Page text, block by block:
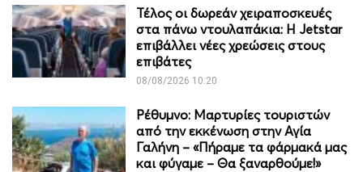
Τέλος οι δωρεάν χειραποσκευές
στα πάνω ντουλαπάκια: Η Jetstar
επιβάλλει νέες χρεώσεις στους
επιβάτες
08/08/2026 10:20
Ρέθυμνο: Μαρτυρίες τουριστών
από την εκκένωση στην Αγία
Γαλήνη – «Πήραμε τα φάρμακά μας
και φύγαμε – Θα ξαναρθούμε!»